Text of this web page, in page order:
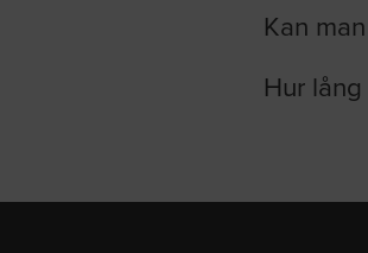
Kan
Hur